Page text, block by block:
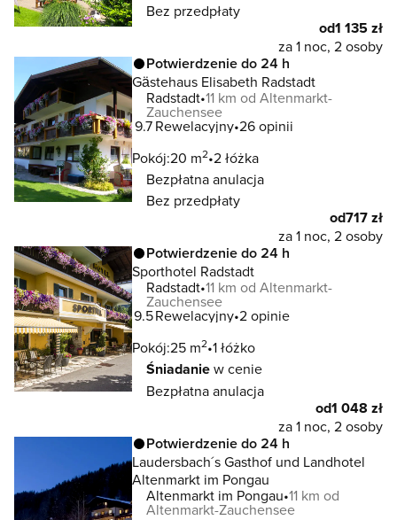
Bez przedpłaty
od1 135 zł
za 1 noc, 2 osoby
Potwierdzenie do 24 h
Gästehaus Elisabeth Radstadt
Radstadt 11 km od Altenmarkt-
Zauchensee
9.7Rewelacyjny 26 opinii
Pokój:20 m2 2 łóżka
Bezpłatna anulacja
Bez przedpłaty
od717 zł
za 1 noc, 2 osoby
Potwierdzenie do 24 h
Sporthotel Radstadt
Radstadt 11 km od Altenmarkt-
Zauchensee
9.5Rewelacyjny 2 opinie
Pokój:25 m2 1 łóżko
Śniadaniew cenie
Bezpłatna anulacja
od1 048 zł
za 1 noc, 2 osoby
Potwierdzenie do 24 h
Laudersbach´s Gasthof und Landhotel
Altenmarkt im Pongau
Altenmarkt im Pongau 11 km od
Altenmarkt-Zauchensee